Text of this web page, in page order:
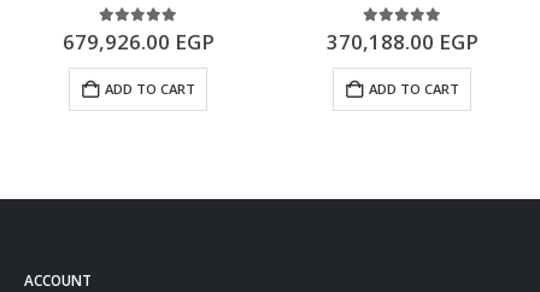
5.00out of 5
679,926.00 EGP
ADD TO CART
5.00out of 5
370,188.00 EGP
ADD TO CART
ACCOUNT